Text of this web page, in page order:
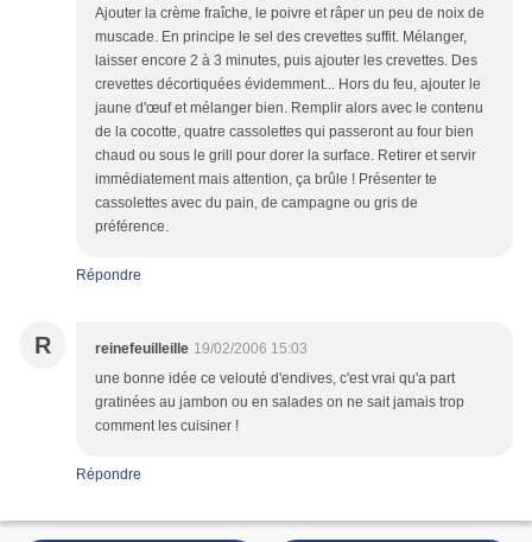
Ajouter la crème fraîche, le poivre et râper un peu de noix de
muscade. En principe le sel des crevettes suffit. Mélanger,
laisser encore 2 à 3 minutes, puis ajouter les crevettes. Des
crevettes décortiquées évidemment... Hors du feu, ajouter le
jaune d'œuf et mélanger bien. Remplir alors avec le contenu
de la cocotte, quatre cassolettes qui passeront au four bien
chaud ou sous le grill pour dorer la surface. Retirer et servir
immédiatement mais attention, ça brûle ! Présenter te
cassolettes avec du pain, de campagne ou gris de
préférence.
Répondre
R reinefeuilleille 19/02/2006 15:03
une bonne idée ce velouté d'endives, c'est vrai qu'a part
gratinées au jambon ou en salades on ne sait jamais trop
comment les cuisiner !
Répondre